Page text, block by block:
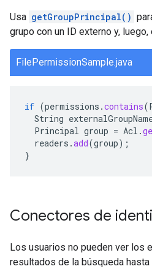
Usa getGroupPrincipal()
grupo con un ID externo y, luego,
FilePermissionSample.java
if (permissions .contains(
String
Principal group = Acl .
readers .add(group);
}
Conectores de
Los usuarios no pueden ver los
resultados de la búsqueda